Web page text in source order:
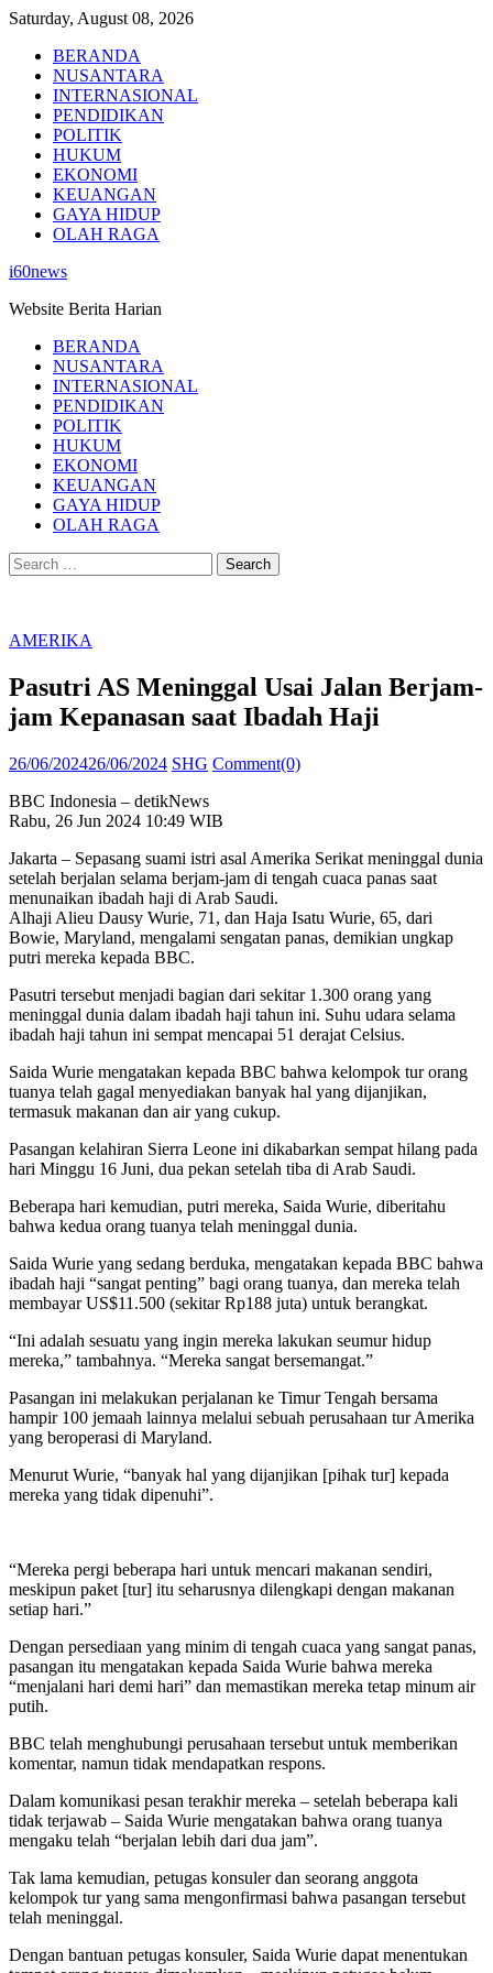
Skip
content
Saturday, August 08, 2026
BERANDA
NUSANTARA
INTERNASIONAL
PENDIDIKAN
POLITIK
HUKUM
EKONOMI
KEUANGAN
GAYA HIDUP
OLAH RAGA
i60news
Website Berita Harian
BERANDA
NUSANTARA
INTERNASIONAL
PENDIDIKAN
POLITIK
HUKUM
EKONOMI
KEUANGAN
GAYA HIDUP
OLAH RAGA
Search
for:
AMERIKA
Pasutri AS Meninggal Usai Jalan Berjam-
jam Kepanasan saat Ibadah Haji
Posted
26/06/202426/06/2024 Author
SHG Comment(0)
BBC Indonesia – detikNews
Rabu, 26 Jun 2024 10:49 WIB
Jakarta – Sepasang suami istri asal Amerika Serikat meninggal dunia
setelah berjalan selama berjam-jam di tengah cuaca panas saat
menunaikan ibadah haji di Arab Saudi.
Alhaji Alieu Dausy Wurie, 71, dan Haja Isatu Wurie, 65, dari
Bowie, Maryland, mengalami sengatan panas, demikian ungkap
putri mereka kepada BBC.
Pasutri tersebut menjadi bagian dari sekitar 1.300 orang yang
meninggal dunia dalam ibadah haji tahun ini. Suhu udara selama
ibadah haji tahun ini sempat mencapai 51 derajat Celsius.
Saida Wurie mengatakan kepada BBC bahwa kelompok tur orang
tuanya telah gagal menyediakan banyak hal yang dijanjikan,
termasuk makanan dan air yang cukup.
Pasangan kelahiran Sierra Leone ini dikabarkan sempat hilang pada
hari Minggu 16 Juni, dua pekan setelah tiba di Arab Saudi.
Beberapa hari kemudian, putri mereka, Saida Wurie, diberitahu
bahwa kedua orang tuanya telah meninggal dunia.
Saida Wurie yang sedang berduka, mengatakan kepada BBC bahwa
ibadah haji “sangat penting” bagi orang tuanya, dan mereka telah
membayar US$11.500 (sekitar Rp188 juta) untuk berangkat.
“Ini adalah sesuatu yang ingin mereka lakukan seumur hidup
mereka,” tambahnya. “Mereka sangat bersemangat.”
Pasangan ini melakukan perjalanan ke Timur Tengah bersama
hampir 100 jemaah lainnya melalui sebuah perusahaan tur Amerika
yang beroperasi di Maryland.
Menurut Wurie, “banyak hal yang dijanjikan [pihak tur] kepada
mereka yang tidak dipenuhi”.
“Mereka pergi beberapa hari untuk mencari makanan sendiri,
meskipun paket [tur] itu seharusnya dilengkapi dengan makanan
setiap hari.”
Dengan persediaan yang minim di tengah cuaca yang sangat panas,
pasangan itu mengatakan kepada Saida Wurie bahwa mereka
“menjalani hari demi hari” dan memastikan mereka tetap minum air
putih.
BBC telah menghubungi perusahaan tersebut untuk memberikan
komentar, namun tidak mendapatkan respons.
Dalam komunikasi pesan terakhir mereka – setelah beberapa kali
tidak terjawab – Saida Wurie mengatakan bahwa orang tuanya
mengaku telah “berjalan lebih dari dua jam”.
Tak lama kemudian, petugas konsuler dan seorang anggota
kelompok tur yang sama mengonfirmasi bahwa pasangan tersebut
telah meninggal.
Dengan bantuan petugas konsuler, Saida Wurie dapat menentukan